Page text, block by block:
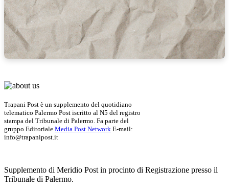
Trapani Post è un supplemento del quotidiano
telematico Palermo Post iscritto al N5 del registro
stampa del Tribunale di Palermo. Fa parte del
gruppo Editoriale Media Post Network E-mail:
info@trapanipost.it
Supplemento di Meridio Post in procinto di Registrazione presso il
Tribunale di Palermo.